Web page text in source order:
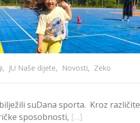
, JU Naše dijete, Novosti, Zeko
suDana sporta. Kroz različite
sposobnosti, […]